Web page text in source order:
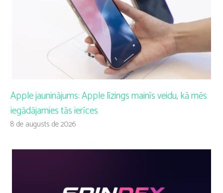
Apple jauninājums: Apple līzings mainīs veidu, kā mēs
iegādājamies tās ierīces
8 de augusts de 2026